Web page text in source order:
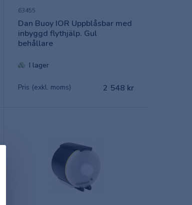
63455
Dan Buoy IOR Uppblåsbar med
inbyggd flythjälp. Gul
behållare
I lager
Pris (exkl. moms) 2 548 kr